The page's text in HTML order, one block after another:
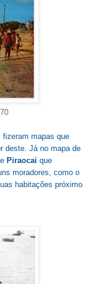
fizeram mapas que
deste. Já no mapa de
e Piraocai que
moradores, como o
habitações próximo